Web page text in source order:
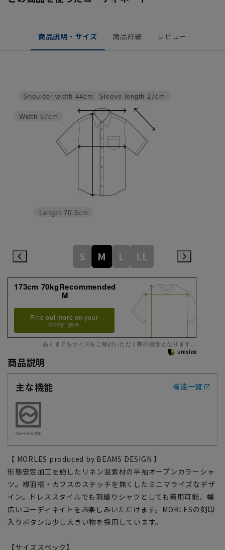
商品説明・サイズ 商品詳細 レビュー
Sleeve length 27cm
Length 70.5cm
Width 57cm
Shoulder width 44cm
S M L LL
173cm 70kgRecommended
M
Find out more on your
body type
あくまでもサイズをご検討いただく際の目安となります。
商品説明
主な機能
機能一覧
【 MORLES produced by BEAMS DESIGN 】
形態安定加工を施したリネン混素材の半袖オープンカラーシャ
ツ。襟羽根・カフスのステッチを無くしたミニマライズなデザ
イン。ドレススタイルでも羽織りシャツとしても着用可能、幅
広いコーディネイトをお楽しみいただけます。MORLESの刻印
入りボタンは少し大きい物を採用しています。
【サイズスペック】